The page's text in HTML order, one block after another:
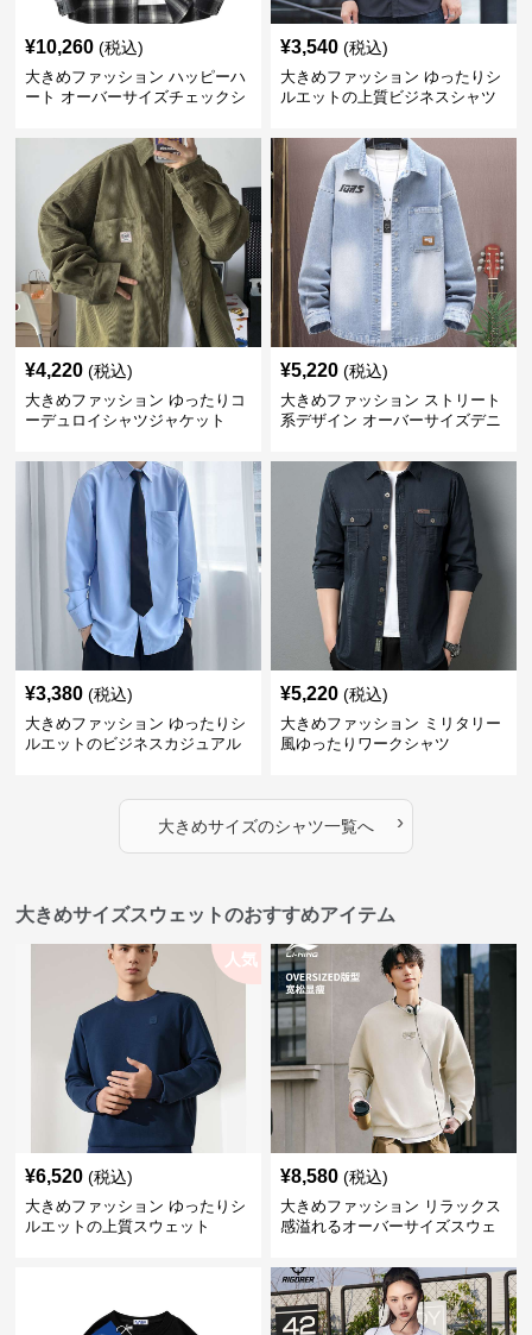
¥10,260 (税込)
大きめファッション ハッピーハ
ート オーバーサイズチェックシ
¥3,540 (税込)
大きめファッション ゆったりシ
ルエットの上質ビジネスシャツ
¥4,220 (税込)
大きめファッション ゆったりコ
ーデュロイシャツジャケット
¥5,220 (税込)
大きめファッション ストリート
系デザイン オーバーサイズデニ
¥3,380 (税込)
大きめファッション ゆったりシ
ルエットのビジネスカジュアル
¥5,220 (税込)
大きめファッション ミリタリー
風ゆったりワークシャツ
大きめサイズのシャツ一覧へ ›
大きめサイズスウェットのおすすめアイテム
人気
¥6,520 (税込)
大きめファッション ゆったりシ
ルエットの上質スウェット
¥8,580 (税込)
大きめファッション リラックス
感溢れるオーバーサイズスウェ